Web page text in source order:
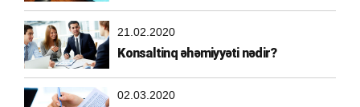
21.02.2020
Konsaltinq əhəmiyyəti nədir?
02.03.2020